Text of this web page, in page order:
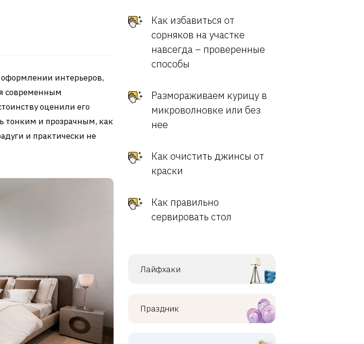
оформлении интерьеров,
современным
оценили его
тонким и прозрачным, как
и практически не
Как избавиться от
сорняков на участке
навсегда – проверенные
способы
Размораживаем курицу в
микроволновке или без
нее
Как очистить джинсы от
краски
Как правильно
сервировать стол
Лайфхаки
Праздник